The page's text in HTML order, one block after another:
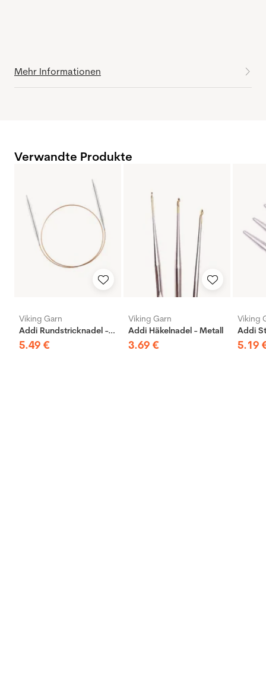
Mehr Informationen
Verwandte Produkte
Viking Garn
Addi Rundstricknadel - Messing
5.49 €
Viking Garn
Addi Häkelnadel - Metall
3.69 €
Viking
5.19